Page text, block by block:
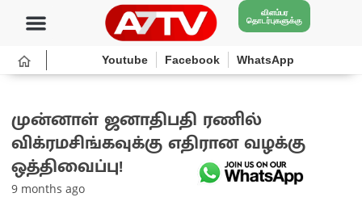
விளம்பர
தொடர்புகளுக்கு
Youtube Facebook WhatsApp
முன்னாள் ஜனாதிபதி ரணில்
விக்ரமசிங்கவுக்கு எதிரான வழக்கு
ஒத்திவைப்பு!
9 months ago